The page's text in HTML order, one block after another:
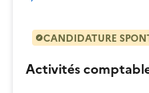
Activités
CANDIDATURE